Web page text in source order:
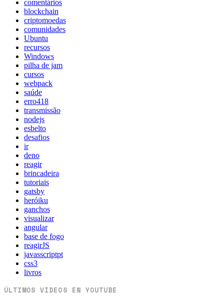
comentários
blockchain
criptomoedas
comunidades
Ubuntu
recursos
Windows
pilha de jam
cursos
webpack
saúde
erro418
transmissão
nodejs
esbelto
desafios
ir
deno
reagir
brincadeira
tutoriais
gatsby
heróiku
ganchos
visualizar
angular
base de fogo
reagirJS
javasscriptpt
css3
livros
ÚLTIMOS VIDEOS EN YOUTUBE